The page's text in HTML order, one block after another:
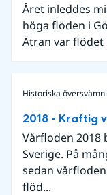
Året inleddes
höga flöden i
Ätran var
Historiska
2018 - Kraftig
Vårfloden 2018
Sverige. På
sedan
flöd...